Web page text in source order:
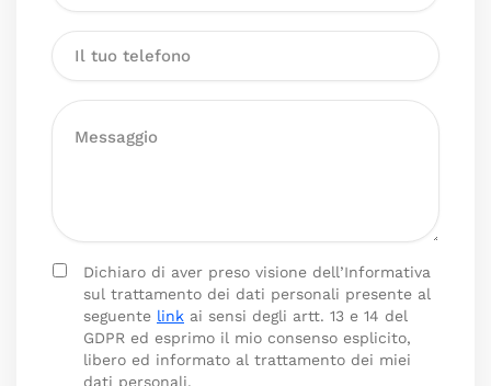
Dichiaro di aver preso visione dell’Informativa
sul trattamento dei dati personali presente al
seguente link ai sensi degli artt. 13 e 14 del
GDPR ed esprimo il mio consenso esplicito,
libero ed informato al trattamento dei miei
dati personali.